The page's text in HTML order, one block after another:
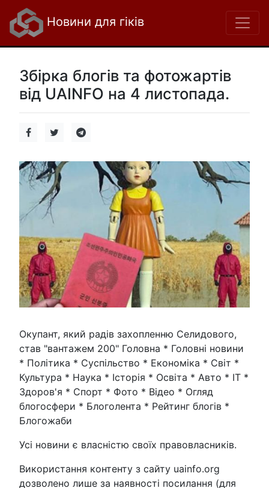
Новини для гіків
Збірка блогів та фотожартів
від UAINFO на 4 листопада.
Окупант, який радів захопленню Селидового,
став "вантажем 200" Головна * Головні новини
* Політика * Суспільство * Економіка * Світ *
Культура * Наука * Історія * Освіта * Авто * IT *
Здоров'я * Спорт * Фото * Відео * Огляд
блогосфери * Блоголента * Рейтинг блогів *
Блогожаби
Усі новини є власністю своїх правовласників.
Використання контенту з сайту uainfo.org
дозволено лише за наявності посилання (для